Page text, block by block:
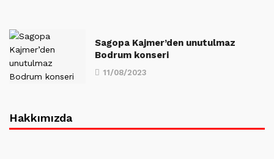
Sagopa Kajmer’den unutulmaz
Bodrum konseri
11/08/2023
Hakkımızda